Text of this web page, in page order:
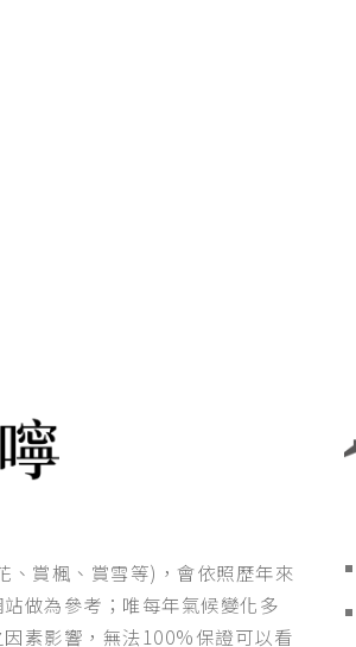
、賞楓、賞雪等)，會依照歷年來
做為參考；唯每年氣候變化多
素影響，無法100%保證可以看